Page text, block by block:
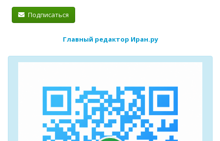
Подписаться
Главный редактор Иран.ру